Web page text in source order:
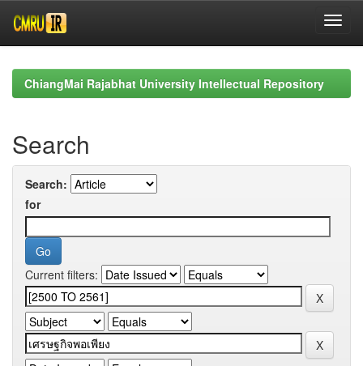
navigationChiangMai Rajabhat University Intellectual Repository
Search
Search:
for
Current filters: